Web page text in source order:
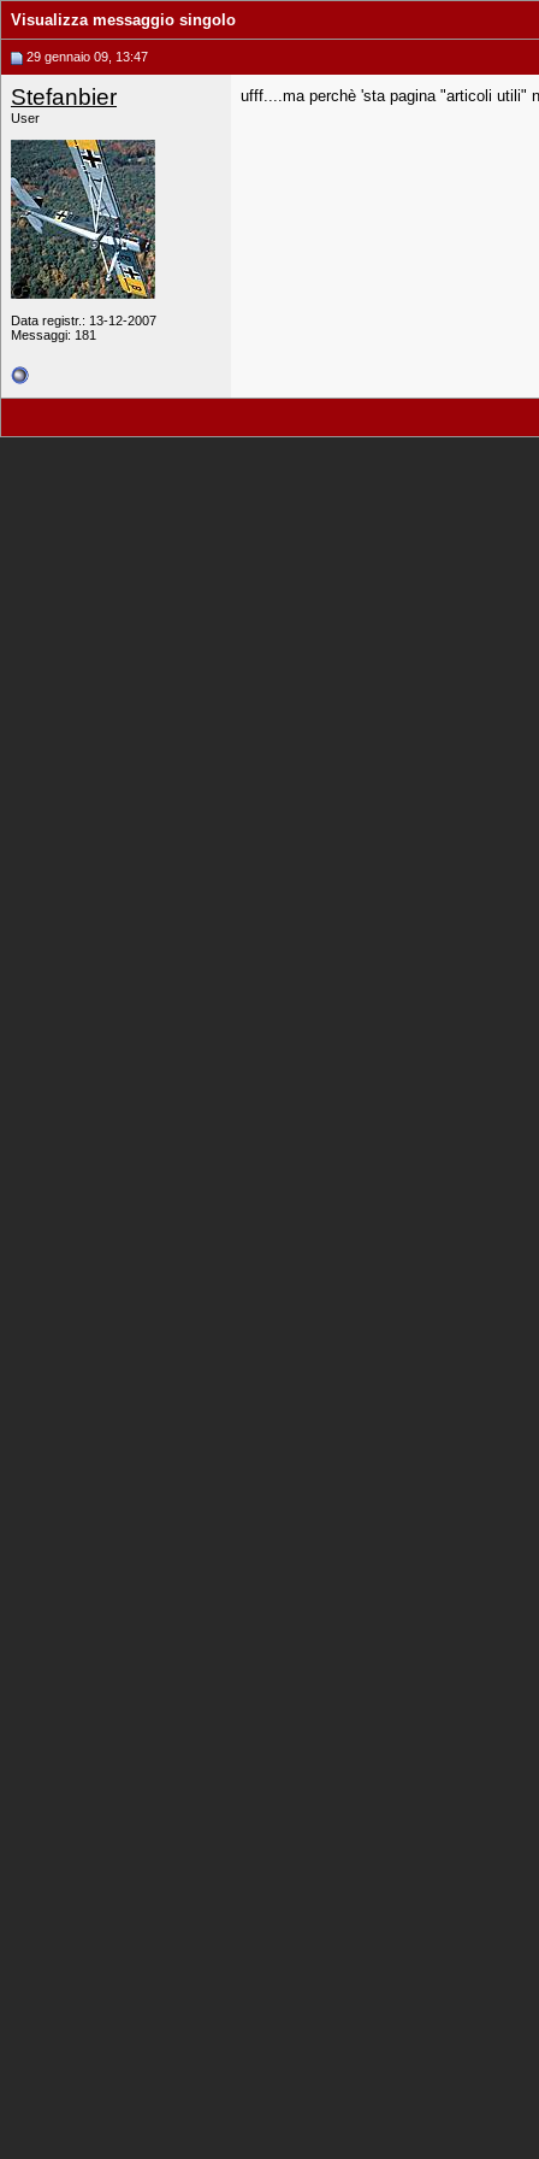
Visualizza messaggio singolo
29 gennaio 09, 13:47
Stefanbier
User
Data registr.: 13-12-2007
Messaggi: 181
ufff....ma perchè 'sta pagina "articoli utili"